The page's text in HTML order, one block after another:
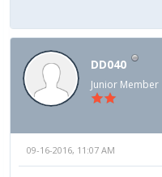
DD040
Junior Member
09-16-2016, 11:07 AM